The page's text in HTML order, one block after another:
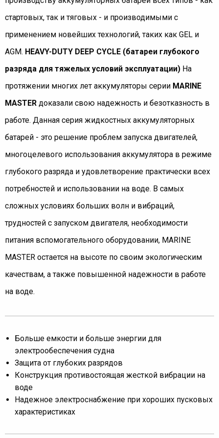
стартовых, так и тяговых - и производимыми с
применением новейших технологий, таких как GEL и
AGM. HEAVY-DUTY DEEP CYCLE (батареи глубокого
разряда для тяжелых условий эксплуатации) На
протяжении многих лет аккумуляторы серии MARINE
MASTER доказали свою надежность и безотказность в
работе. Данная серия жидкостных аккумуляторных
батарей - это решение проблем запуска двигателей,
многоцелевого использования аккумулятора в режиме
глубокого разряда и удовлетворение практически всех
потребностей и использовании на воде. В самых
сложных условиях больших волн и вибраций,
трудностей с запуском двигателя, необходимости
питания вспомогательного оборудовании, MARINE
MASTER остается на высоте по своим экологическим
качествам, а также повышенной надежности в работе
на воде.
Больше емкости и больше энергии для
электрообеспечения судна
Защита от глубоких разрядов
Конструкция противостоящая жесткой вибрации на
воде
Надежное электроснабжение при хороших пусковых
характеристиках